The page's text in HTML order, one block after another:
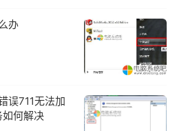
办
误711无法加
何解决